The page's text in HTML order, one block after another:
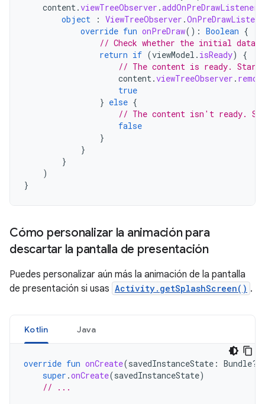
content.viewTreeObserver .addOnPreDrawListener
object
: ViewTreeObserver .
override fun onPreDraw(): Boolean {
// Check whether the initial data
return if (viewModel . isReady)
{
// The content is ready. Start
content.viewTreeObserver .
true
} else {
// The content isn't ready.
false
}
}
}
)
}
Cómo personalizar la animación para
descartar la pantalla de presentación
Puedes personalizar aún más la animación de la pantalla
de presentación si usas Activity.getSplashScreen() .
Kotlin Java
override fun onCreate(savedInstanceState : Bundle?)
super .onCreate(savedInstanceState)
// ...